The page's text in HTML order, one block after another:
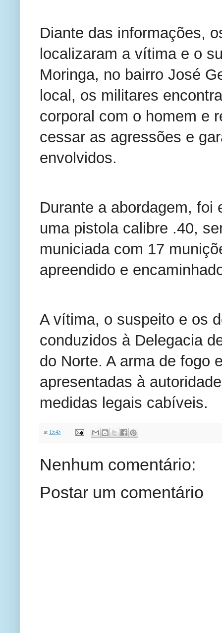
Diante das informações,
localizaram a vítima e o
Moringa, no bairro José
local, os militares
corporal com o homem e
cessar as agressões e
envolvidos.
Durante a abordagem, foi
uma pistola calibre .40,
municiada com 17
apreendido e
A vítima, o suspeito e os
conduzidos à Delegacia
do Norte. A arma de fogo
apresentadas à
medidas legais cabíveis.
at 15:45
Nenhum comentário:
Postar um comentário